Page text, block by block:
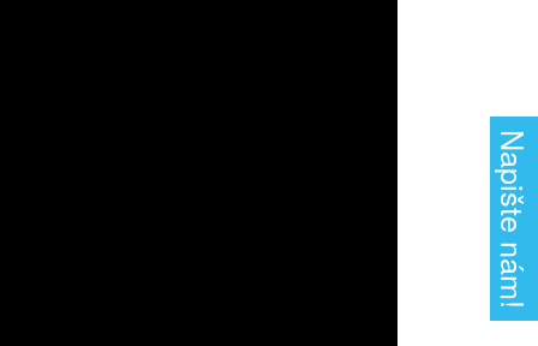
Napište nám!